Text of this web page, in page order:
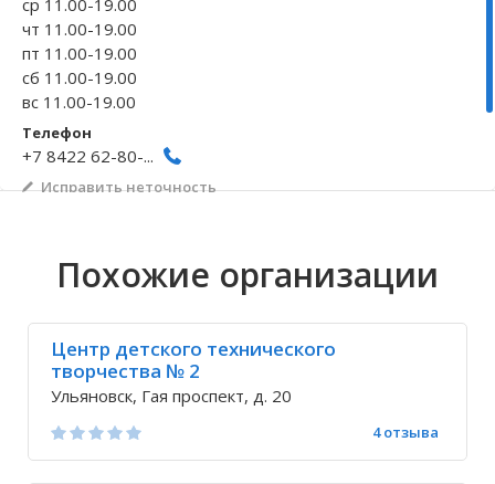
Волгоградская область
Кировоградская область
Восточно-Казахстанская область
Архангельское
ср 11.00-19.00
чт 11.00-19.00
пт 11.00-19.00
сб 11.00-19.00
вс 11.00-19.00
Телефон
+7 8422 62-80-...
Исправить неточность
Похожие организации
Центр детского технического
творчества № 2
Ульяновск, Гая проспект, д. 20
4 отзыва